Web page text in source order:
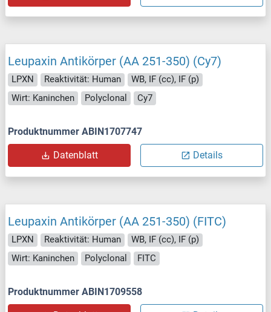
Leupaxin Antikörper (AA 251-350) (Cy7)
LPXN Reaktivität: Human
WB, IF (cc), IF (p)
Wirt: Kaninchen
Polyclonal Cy7
Produktnummer ABIN1707747
Datenblatt Details
Leupaxin Antikörper (AA 251-350) (FITC)
LPXN Reaktivität: Human
WB, IF (cc), IF (p)
Wirt: Kaninchen
Polyclonal FITC
Produktnummer ABIN1709558